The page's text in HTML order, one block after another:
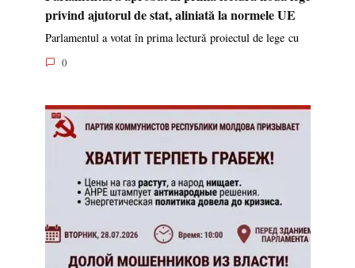
privind ajutorul de stat, aliniată la normele UE
Parlamentul a votat în prima lectură proiectul de lege cu
0